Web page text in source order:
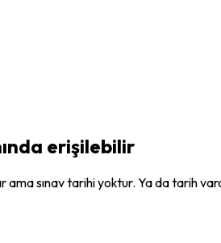
erişilebilir
ama sınav tarihi yoktur. Ya da tarih